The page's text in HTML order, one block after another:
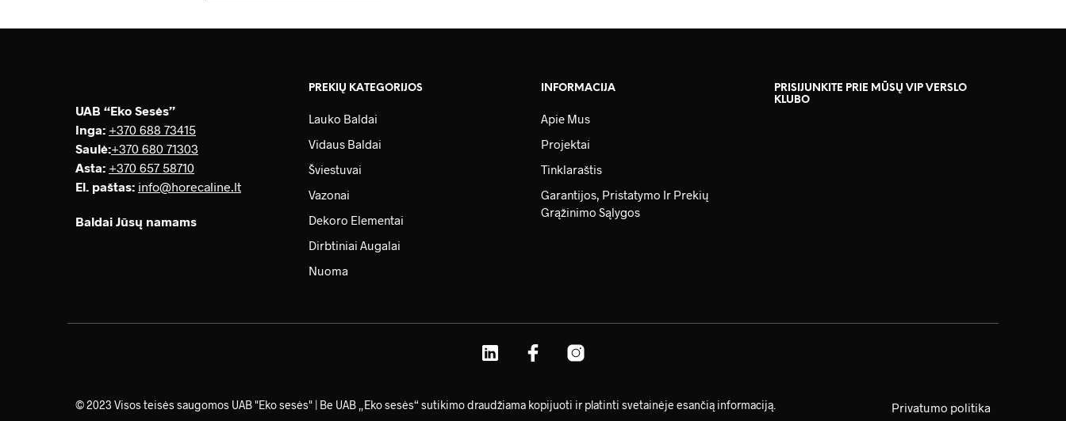
UAB “Eko Sesės”
Inga: +370 688 73415
Saulė:+370 680 71303
Asta: +370 657 58710
El. paštas: info@horecaline.lt
Baldai Jūsų namams
PREKIŲ KATEGORIJOS
Lauko Baldai
Vidaus Baldai
Šviestuvai
Vazonai
Dekoro Elementai
Dirbtiniai Augalai
Nuoma
INFORMACIJA
Apie Mus
Projektai
Tinklaraštis
Garantijos, Pristatymo Ir Prekių
Grąžinimo Sąlygos
PRISIJUNKITE PRIE MŪSŲ VIP VERSLO
KLUBO
Privatumo politika
© 2023 Visos teisės saugomos UAB "Eko sesės" | Be UAB „Eko sesės“ sutikimo draudžiama kopijuoti ir platinti svetainėje esančią informaciją.